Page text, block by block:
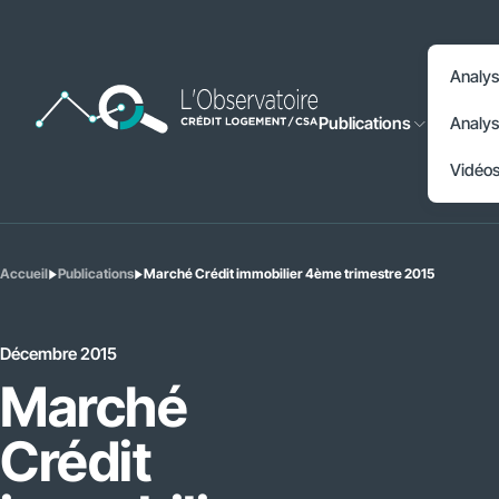
Accéder au contenu principal
Publications
Vidéos
Vous
:
Accueil Publications Marché Crédit immobilier 4ème trimestre 2015
Décembre 2015
Marché
Crédit